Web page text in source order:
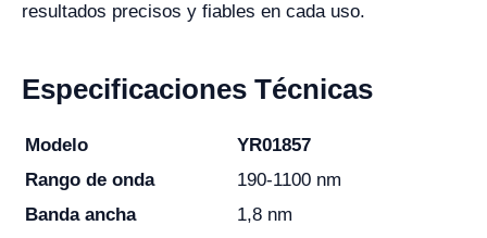
resultados precisos y fiables en cada uso.
Especificaciones Técnicas
Modelo
YR01857
Rango de onda
190-1100 nm
Banda ancha
1,8 nm